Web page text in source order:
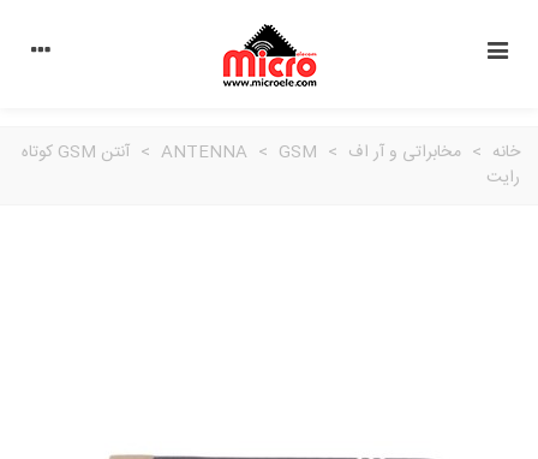
خانه > مخابراتی و آر اف >
ANTENNA > GSM
>
آنتن GSM کوتاه
رایت